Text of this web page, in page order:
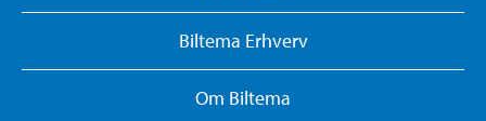
Biltema Erhverv
Om Biltema